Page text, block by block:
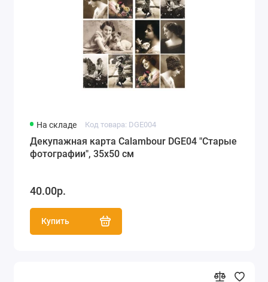
На складе Код товара: DGE004
Декупажная карта Calambour DGE04 "Старые
фотографии", 35х50 см
40.00р.
Купить